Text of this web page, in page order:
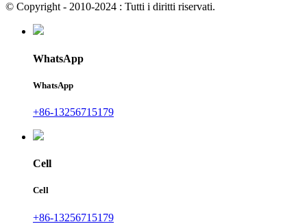
© Copyright - 2010-2024 : Tutti i diritti riservati.
WhatsApp
WhatsApp
+86-13256715179
Cell
Cell
+86-13256715179